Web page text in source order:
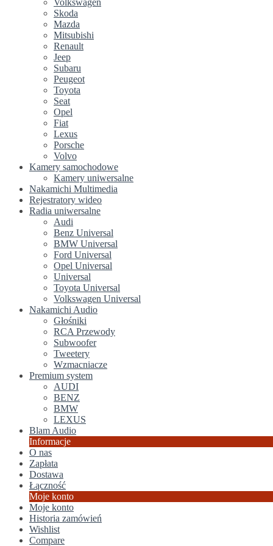
Volkswagen
Skoda
Mazda
Mitsubishi
Renault
Jeep
Subaru
Peugeot
Toyota
Seat
Opel
Fiat
Lexus
Porsche
Volvo
Kamery samochodowe
Kamery uniwersalne
Nakamichi Multimedia
Rejestratory wideo
Radia uniwersalne
Audi
Benz Universal
BMW Universal
Ford Universal
Opel Universal
Universal
Toyota Universal
Volkswagen Universal
Nakamichi Audio
Głośniki
RCA Przewody
Subwoofer
Tweetery
Wzmacniacze
Premium system
AUDI
BENZ
BMW
LEXUS
Blam Audio
Informacje
O nas
Zapłata
Dostawa
Łączność
Moje konto
Moje konto
Historia zamówień
Wishlist
Compare